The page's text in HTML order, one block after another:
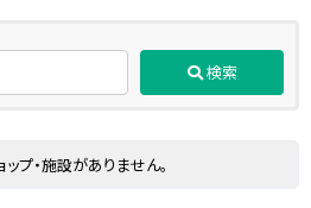
検索
プ・施設がありません。